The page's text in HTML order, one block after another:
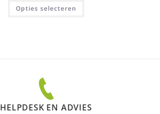
Opties selecteren
HELPDESK EN ADVIES